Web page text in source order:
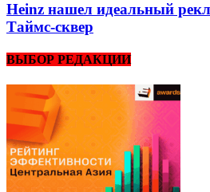
Heinz нашел идеальный
Таймс-сквер
ВЫБОР РЕДАКЦИИ